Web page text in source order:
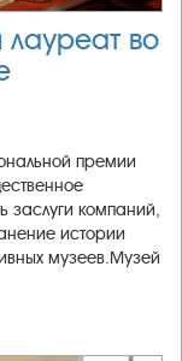
во
премии
заслуги компаний,
истории
музеев.Музей